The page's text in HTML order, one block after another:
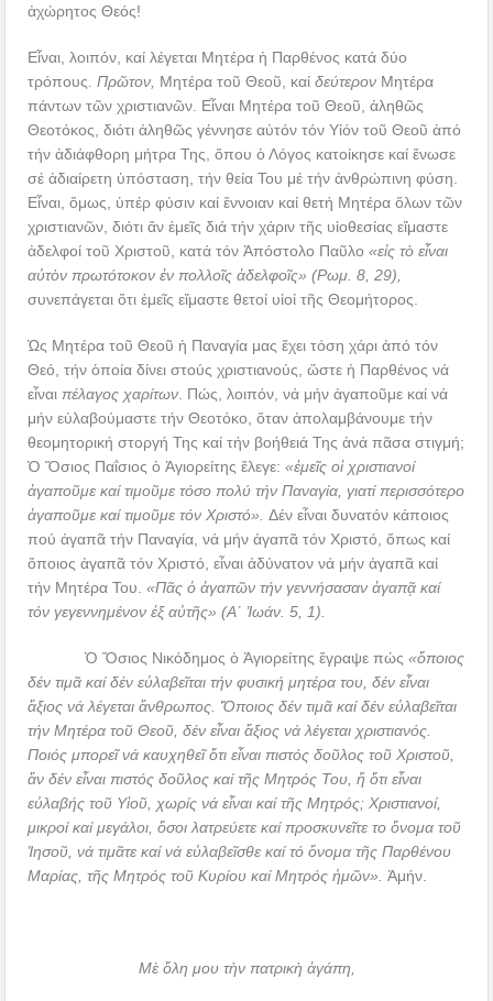
ἀχώρητος Θεός!
Εἶναι, λοιπόν, καί λέγεται Μητέρα ἡ Παρθένος κατά δύο
τρόπους.Πρῶτον, Μητέρα τοῦ Θεοῦ, καίδεύτερον Μητέρα
πάντων τῶν χριστιανῶν. Εἶναι Μητέρα τοῦ Θεοῦ, ἀληθῶς
Θεοτόκος, διότι ἀληθῶς γέννησε αὐτόν τόν Υἱόν τοῦ Θεοῦ ἀπό
τήν ἀδιάφθορη μήτρα Της, ὅπου ὁ Λόγος κατοίκησε καί ἕνωσε
σέ ἀδιαίρετη ὑπόσταση, τήν θεία Του μέ τήν ἀνθρώπινη φύση.
Εἶναι, ὅμως, ὑπέρ φύσιν καί ἔννοιαν καί θετή Μητέρα ὅλων τῶν
χριστιανῶν, διότι ἄν ἐμεῖς διά τήν χάριν τῆς υἱοθεσίας εἴμαστε
ἀδελφοί τοῦ Χριστοῦ, κατά τόν Ἀπόστολο Παῦλο«εἰς τὸ εἶναι
αὐτὸν πρωτότοκον ἐν πολλοῖς ἀδελφοῖς» (Ρωμ. 8, 29),
συνεπάγεται ὅτι ἐμεῖς εἴμαστε θετοί υἱοί τῆς Θεομήτορος.
Ὡς Μητέρα τοῦ Θεοῦ ἡ Παναγία μας ἔχει τόση χάρι ἀπό τόν
Θεό, τήν ὁποία δίνει στούς χριστιανούς, ὥστε ἡ Παρθένος νά
εἶναι πέλαγος χαρίτων . Πώς, λοιπόν, νά μήν ἀγαποῦμε καί νά
μήν εὐλαβούμαστε τήν Θεοτόκο, ὅταν ἀπολαμβάνουμε τήν
θεομητορική στοργή Της καί τήν βοήθειά Της ἀνά πᾶσα στιγμή;
Ὁ Ὅσιος Παΐσιος ὁ Ἁγιορείτης ἔλεγε: «ἐμεῖς οἱ χριστιανοί
ἀγαποῦμε καί τιμοῦμε τόσο πολύ τήν Παναγία, γιατί περισσότερο
ἀγαποῦμε καί τιμοῦμε τόν Χριστό».Δέν εἶναι δυνατόν κάποιος
πού ἀγαπᾶ τήν Παναγία, νά μήν ἀγαπᾶ τόν Χριστό, ὅπως καί
ὅποιος ἀγαπᾶ τόν Χριστό, εἶναι ἀδύνατον νά μήν ἀγαπᾶ καί
τήν Μητέρα Του.«Πᾶς ὁ ἀγαπῶν τήν γεννήσασαν ἀγαπᾷ καί
τόν γεγεννημένον ἐξ αὐτῆς» (Α΄ Ἰωάν. 5, 1).
Ὁ Ὅσιος Νικόδημος ὁ Ἁγιορείτης ἔγραψε πώς«ὅποιος
δέν τιμᾶ καί δέν εὐλαβεῖται τήν φυσική μητέρα του, δέν εἶναι
ἄξιος νά λέγεται ἄνθρωπος. Ὅποιος δέν τιμᾶ καί δέν εὐλαβεῖται
τήν Μητέρα τοῦ Θεοῦ, δέν εἶναι ἄξιος νά λέγεται χριστιανός.
Ποιός μπορεῖ νά καυχηθεῖ ὅτι εἶναι πιστός δοῦλος τοῦ Χριστοῦ,
ἄν δέν εἶναι πιστός δοῦλος καί τῆς Μητρός Του, ἤ ὅτι εἶναι
εὐλαβής τοῦ Υἱοῦ, χωρίς νά εἶναι καί τῆς Μητρός; Χριστιανοί,
μικροί καί μεγάλοι, ὅσοι λατρεύετε καί προσκυνεῖτε το ὄνομα τοῦ
Ἰησοῦ, νά τιμᾶτε καί νά εὐλαβεῖσθε καί τό ὄνομα τῆς Παρθένου
Μαρίας, τῆς Μητρός τοῦ Κυρίου καί Μητρός ἡμῶν».Ἀμήν.
Μὲ ὅλη μου τὴν πατρικὴ ἀγάπη,